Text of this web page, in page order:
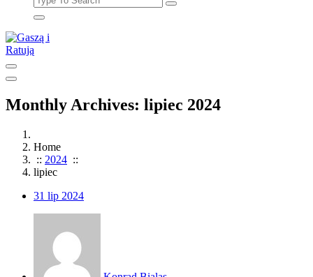
Monthly Archives: lipiec 2024
Home
:: 2024 ::
lipiec
31 lip 2024